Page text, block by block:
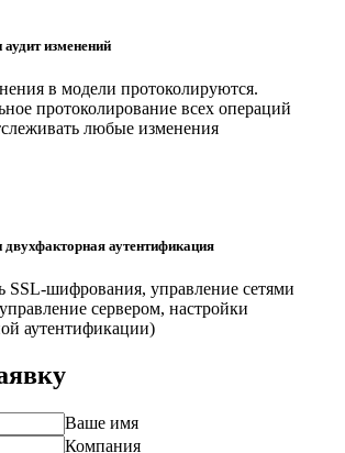
изменений
в модели протоколируются.
протоколирование всех операций
любые изменения
аутентификация
SSL-шифрования, управление сетями
сервером, настройки
аутентификации)
Ваше имя
Компания